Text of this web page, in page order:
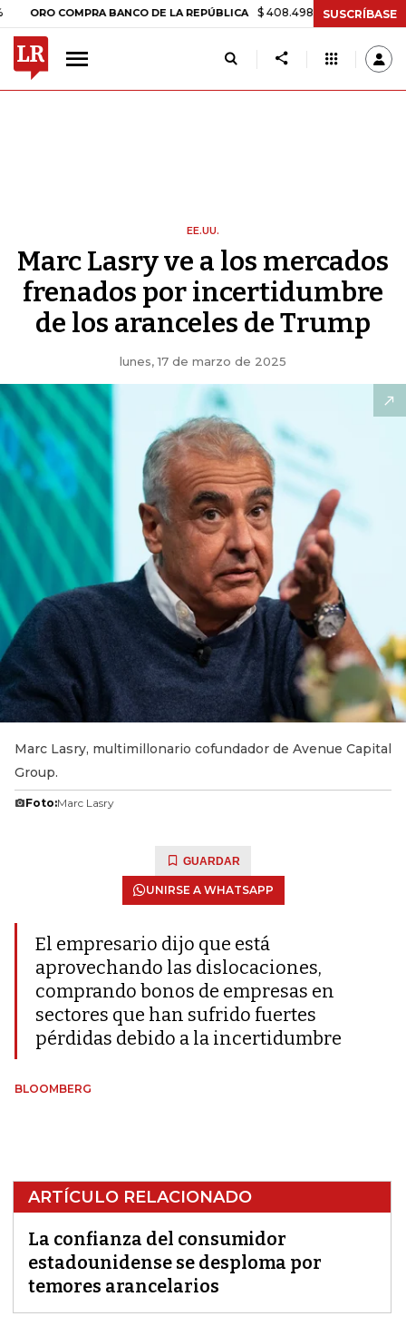
COMPRA BANCO DE LA REPÚBLICA $ 408.498,97 +$ 8.753,81 +2,19%
SUSCRÍBASE
EE.UU.
Marc Lasry ve a los mercados
frenados por incertidumbre
de los aranceles de Trump
lunes, 17 de marzo de 2025
Marc Lasry, multimillonario cofundador de Avenue Capital
Group.
Foto:Marc Lasry
GUARDAR
UNIRSE A WHATSAPP
El empresario dijo que está
aprovechando las dislocaciones,
comprando bonos de empresas en
sectores que han sufrido fuertes
pérdidas debido a la incertidumbre
BLOOMBERG
ARTÍCULO RELACIONADO
La confianza del consumidor
estadounidense se desploma por
temores arancelarios